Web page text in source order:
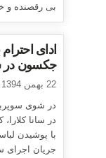
بی رقصنده و
ادای
جکسون در
22 بهمن 1394
در شوی
در سانا
با پوشیدن
جریان اجرای سوپربال